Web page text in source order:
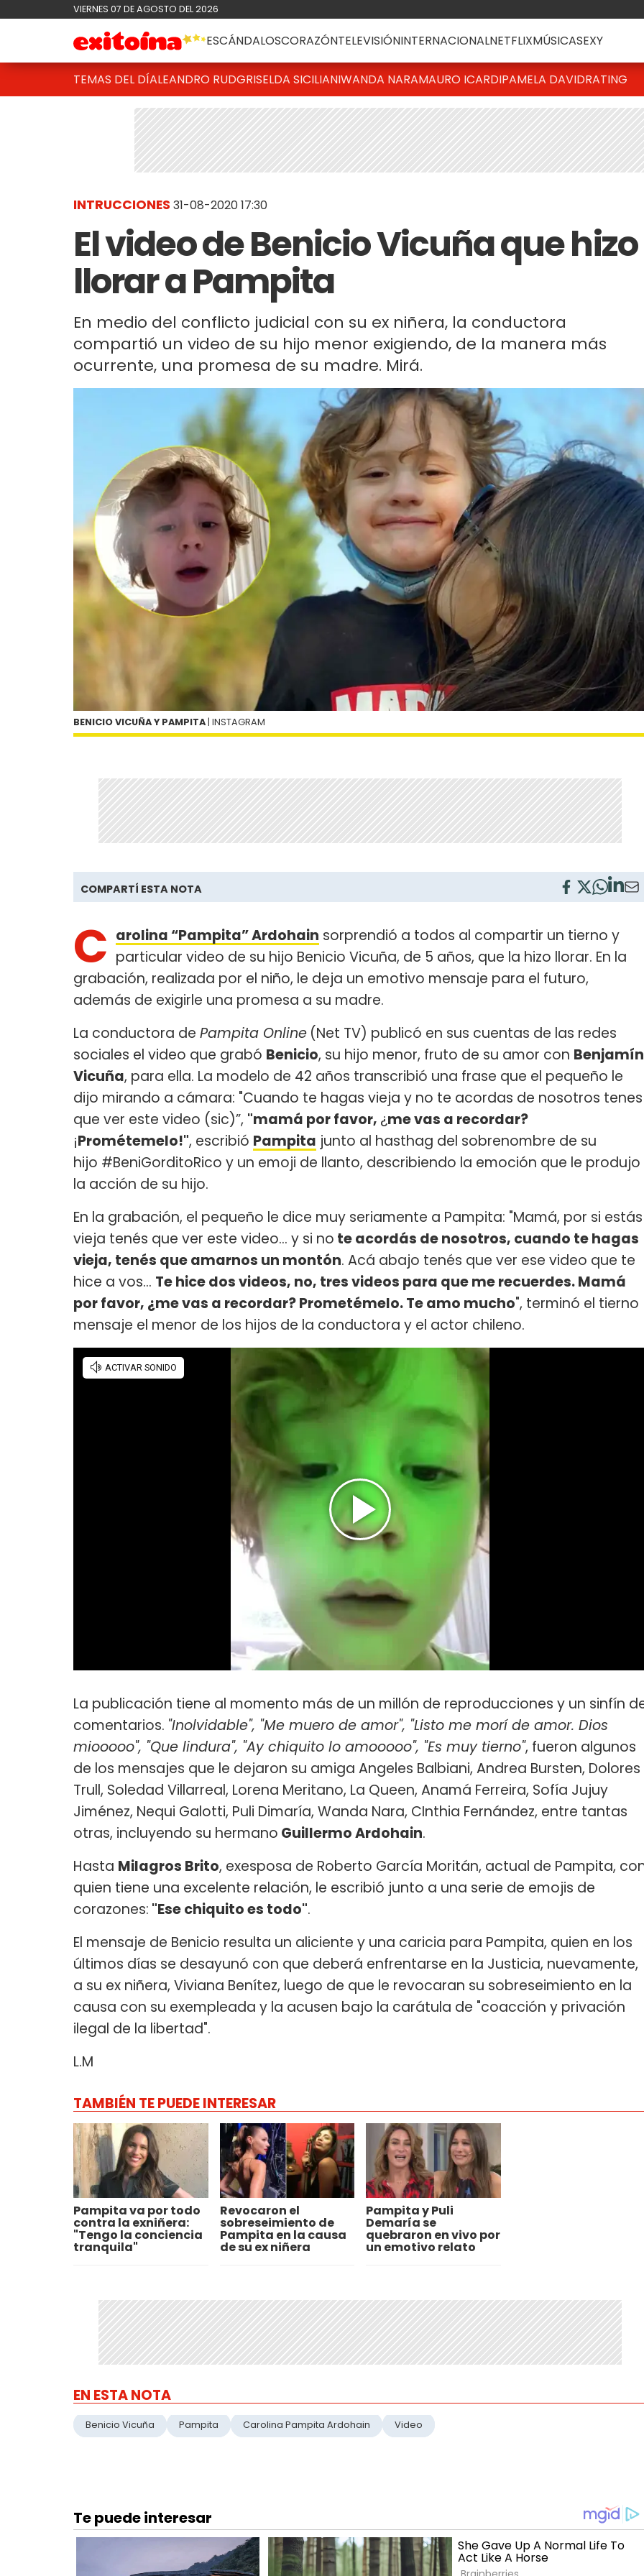
VIERNES 07 DE AGOSTO DEL 2026
ESCÁNDALOSCORAZÓNTELEVISIÓNINTERNACIONALNETFLIXMÚSICASEXY
TEMAS DEL DÍALEANDRO RUDGRISELDA SICILIANIWANDA NARAMAURO ICARDIPAMELA DAVIDRATING
INTRUCCIONES 31-08-2020 17:30
El video de Benicio Vicuña que hizo
llorar a Pampita
En medio del conflicto judicial con su ex niñera, la conductora
compartió un video de su hijo menor exigiendo, de la manera más
ocurrente, una promesa de su madre. Mirá.
BENICIO VICUÑA Y PAMPITA | INSTAGRAM
COMPARTÍ ESTA NOTA
C arolina “Pampita” Ardohain sorprendió a todos al compartir un tierno y
particular video de su hijo Benicio Vicuña, de 5 años, que la hizo llorar. En la
grabación, realizada por el niño, le deja un emotivo mensaje para el futuro,
además de exigirle una promesa a su madre.
La conductora de Pampita Online (Net TV) publicó en sus cuentas de las redes
sociales el video que grabó Benicio, su hijo menor, fruto de su amor con Benjamín
Vicuña, para ella. La modelo de 42 años transcribió una frase que el pequeño le
dijo mirando a cámara: "Cuando te hagas vieja y no te acordas de nosotros tenes
que ver este video (sic)”, "mamá por favor, ¿me vas a recordar?
¡Prométemelo!", escribió Pampita junto al hasthag del sobrenombre de su
hijo #BeniGorditoRico y un emoji de llanto, describiendo la emoción que le produjo
la acción de su hijo.
En la grabación, el pequeño le dice muy seriamente a Pampita: "Mamá, por si estás
vieja tenés que ver este video… y si no te acordás de nosotros, cuando te hagas
vieja, tenés que amarnos un montón. Acá abajo tenés que ver ese video que te
hice a vos… Te hice dos videos, no, tres videos para que me recuerdes. Mamá
por favor, ¿me vas a recordar? Prometémelo. Te amo mucho", terminó el tierno
mensaje el menor de los hijos de la conductora y el actor chileno.
La publicación tiene al momento más de un millón de reproducciones y un sinfín
comentarios. "Inolvidable", "Me muero de amor", "Listo me morí de amor. Dios
miooooo", "Que lindura", "Ay chiquito lo amooooo", "Es muy tierno", fueron algunos
de los mensajes que le dejaron su amiga Angeles Balbiani, Andrea Bursten, Dolores
Trull, Soledad Villarreal, Lorena Meritano, La Queen, Anamá Ferreira, Sofía Jujuy
Jiménez, Nequi Galotti, Puli Dimaría, Wanda Nara, CInthia Fernández, entre tantas
otras, incluyendo su hermano Guillermo Ardohain.
Hasta Milagros Brito, exesposa de Roberto García Moritán, actual de Pampita,
quien tiene una excelente relación, le escribió junto a una serie de emojis de
corazones: "Ese chiquito es todo".
El mensaje de Benicio resulta un aliciente y una caricia para Pampita, quien en los
últimos días se desayunó con que deberá enfrentarse en la Justicia, nuevamente,
a su ex niñera, Viviana Benítez, luego de que le revocaran su sobreseimiento en la
causa con su exempleada y la acusen bajo la carátula de "coacción y privación
ilegal de la libertad".
L.M
TAMBIÉN TE PUEDE INTERESAR
Pampita va por todo
contra la exniñera:
"Tengo la conciencia
tranquila"
Revocaron el
sobreseimiento de
Pampita en la causa
de su ex niñera
Pampita y Puli
Demaría se
quebraron en vivo por
un emotivo relato
EN ESTA NOTA
Benicio Vicuña Pampita Carolina Pampita Ardohain Video